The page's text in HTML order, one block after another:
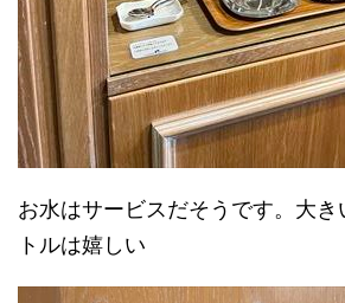
お水はサービスだそうです。大
トルは嬉しい